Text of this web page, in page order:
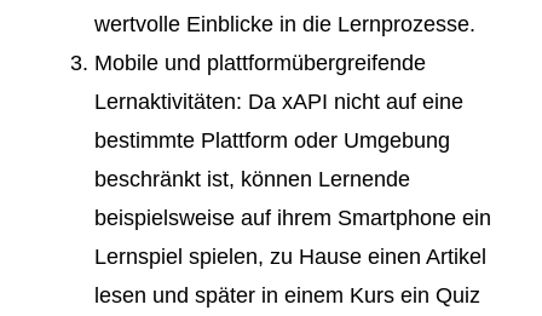
wertvolle Einblicke in die Lernprozesse.
Mobile und plattformübergreifende
Lernaktivitäten: Da xAPI nicht auf eine
bestimmte Plattform oder Umgebung
beschränkt ist, können Lernende
beispielsweise auf ihrem Smartphone ein
Lernspiel spielen, zu Hause einen Artikel
lesen und später in einem Kurs ein Quiz